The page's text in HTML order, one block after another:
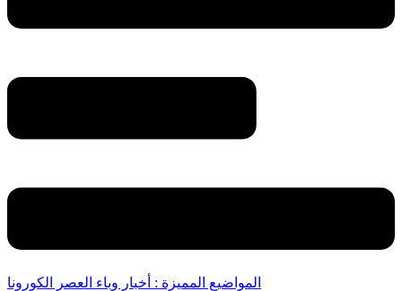
المواضيع المميزة : أخبار وباء العصر الكورونا